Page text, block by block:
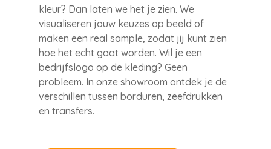
kleur? Dan laten we het je zien. We
visualiseren jouw keuzes op beeld of
maken een real sample, zodat jij kunt zien
hoe het echt gaat worden. Wil je een
bedrijfslogo op de kleding? Geen
probleem. In onze showroom ontdek je de
verschillen tussen borduren, zeefdrukken
en transfers.